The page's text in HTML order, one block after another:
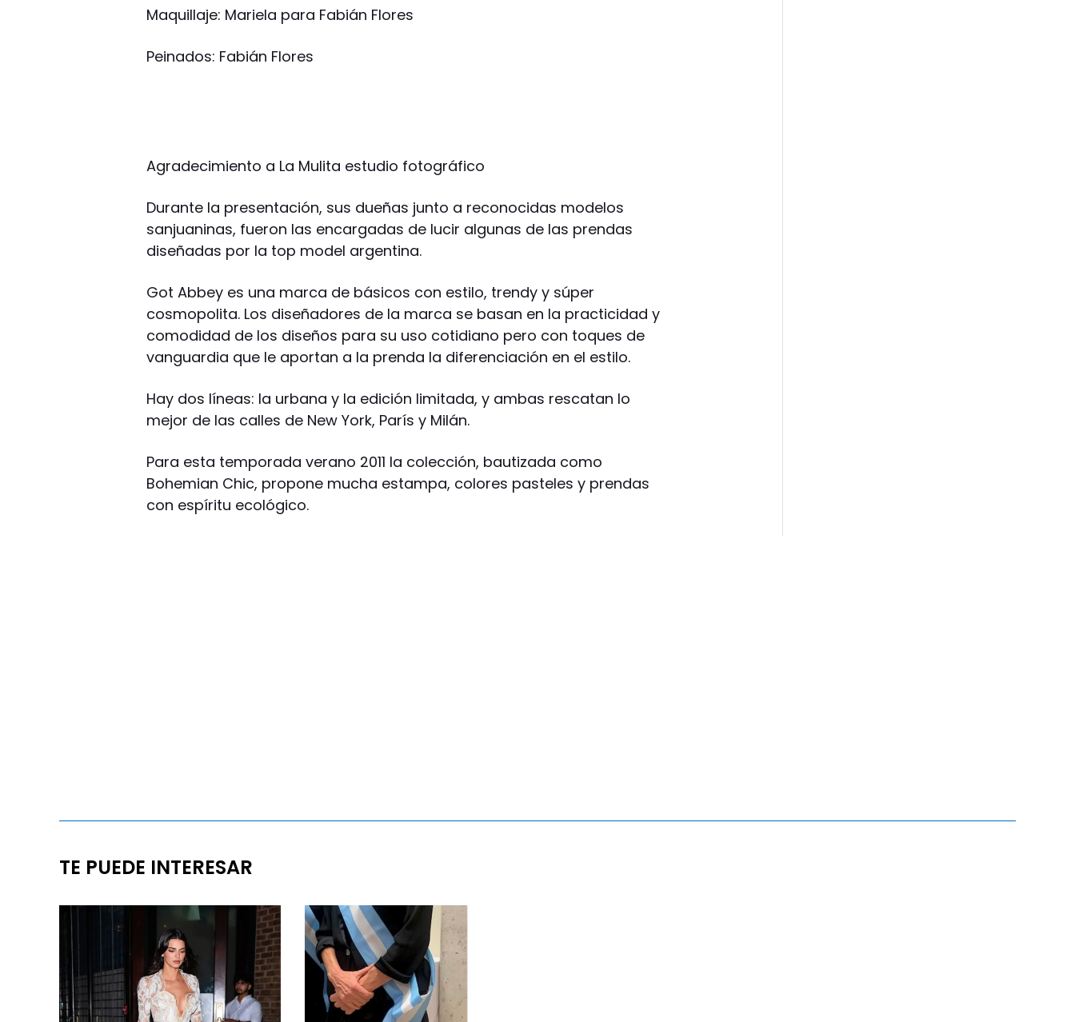
Maquillaje: Mariela para Fabián Flores
Peinados: Fabián Flores
Agradecimiento a La Mulita estudio fotográfico
Durante la presentación, sus dueñas junto a reconocidas modelos
sanjuaninas, fueron las encargadas de lucir algunas de las prendas
diseñadas por la top model argentina.
Got Abbey es una marca de básicos con estilo, trendy y súper
cosmopolita. Los diseñadores de la marca se basan en la practicidad y
comodidad de los diseños para su uso cotidiano pero con toques de
vanguardia que le aportan a la prenda la diferenciación en el estilo.
Hay dos líneas: la urbana y la edición limitada, y ambas rescatan lo
mejor de las calles de New York, París y Milán.
Para esta temporada verano 2011 la colección, bautizada como
Bohemian Chic, propone mucha estampa, colores pasteles y prendas
con espíritu ecológico.
TE PUEDE INTERESAR